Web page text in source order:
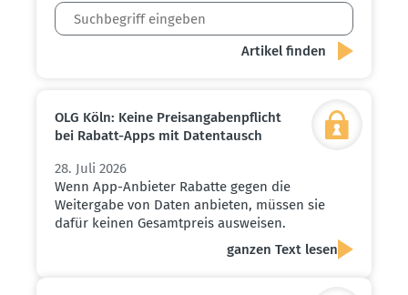
OLG Köln: Keine Preis­an­ga­ben­pflicht
bei Rabatt-Apps mit Daten­tausch
28. Juli 2026
Wenn App-Anbieter Rabatte gegen die
Weitergabe von Daten anbieten, müssen sie
dafür keinen Gesamtpreis ausweisen.
ganzen Text lesen